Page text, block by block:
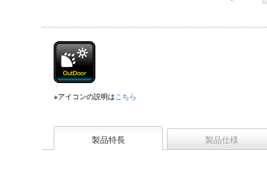
※アイコンの説明はこちら
製品特長 製品仕様